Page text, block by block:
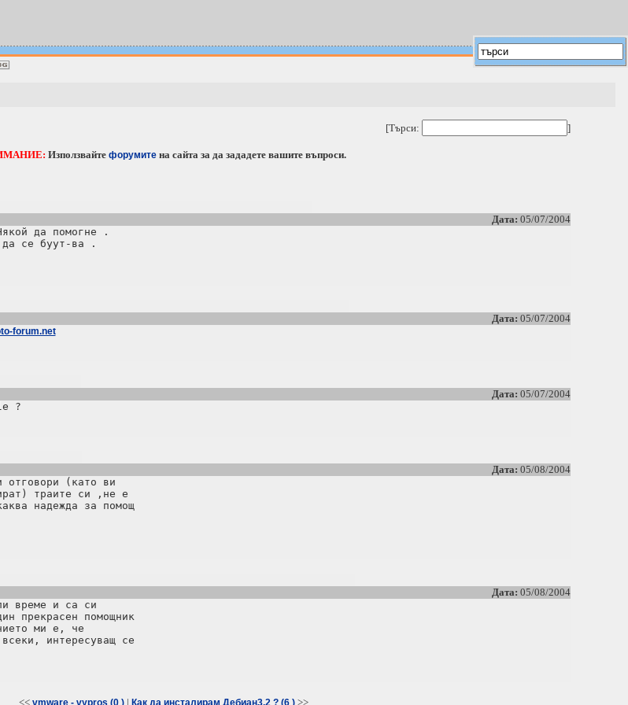
[Търси:
]
Използвайте форумите на сайта за дa зададете вашите въпроси.
Дата: 05/07/2004
да помогне .
да се буут-ва .
Дата: 05/07/2004
forum.net
Дата: 05/07/2004
Дата: 05/08/2004
отговори (като ви
траите си ,не е
надежда за помощ
Дата: 05/08/2004
време и са си
прекрасен помощник
ми е, че
интересуващ се
<< vmware - vypros (0 )| Как да инсталирам Дебиан3.2 ? (6 ) >>